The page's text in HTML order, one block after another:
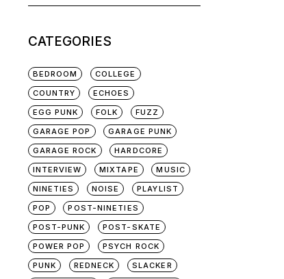
CATEGORIES
BEDROOM
COLLEGE
COUNTRY
ECHOES
EGG PUNK
FOLK
FUZZ
GARAGE POP
GARAGE PUNK
GARAGE ROCK
HARDCORE
INTERVIEW
MIXTAPE
MUSIC
NINETIES
NOISE
PLAYLIST
POP
POST-NINETIES
POST-PUNK
POST-SKATE
POWER POP
PSYCH ROCK
PUNK
REDNECK
SLACKER